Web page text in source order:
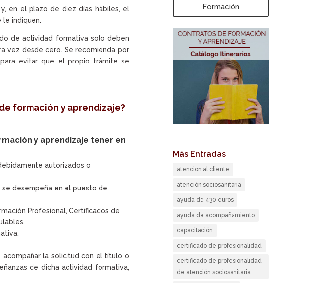
en el plazo de diez días hábiles, el
indiquen.
de actividad formativa solo deben
vez desde cero. Se recomienda por
evitar que el propio trámite se
formación y aprendizaje?
y aprendizaje tener en
autorizados o
desempeña en el puesto de
Profesional, Certificados de
acompañar la solicitud con el título o
de dicha actividad formativa,
Formación
Más Entradas
atencion al cliente
atención sociosanitaria
ayuda de 430 euros
ayuda de acompañamiento
capacitación
certificado de profesionalidad
certificado de profesionalidad
de atención sociosanitaria